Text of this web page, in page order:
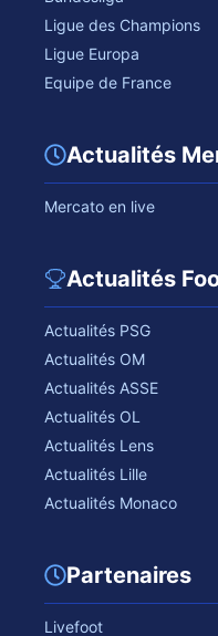
Ligue des Champions
Ligue Europa
Equipe de France
Actualités
Mercato en live
Actualités
Actualités PSG
Actualités OM
Actualités ASSE
Actualités OL
Actualités Lens
Actualités Lille
Actualités Monaco
Partenaires
Livefoot